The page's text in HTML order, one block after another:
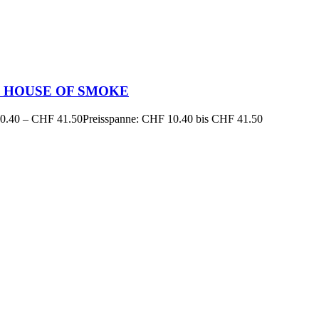
HOUSE OF SMOKE
– CHF 41.50Preisspanne: CHF 10.40 bis CHF 41.50